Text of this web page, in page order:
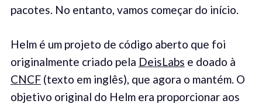
pacotes. No entanto, vamos começar do início.
Helm é um projeto de código aberto que foi
originalmente criado pela DeisLabs e doado à
CNCF(texto em inglês), que agora o mantém. O
objetivo original do Helm era proporcionar aos